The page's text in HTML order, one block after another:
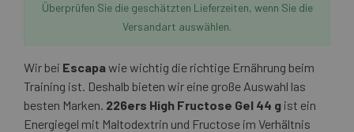
Überprüfen Sie die geschätzten Lieferzeiten, wenn Sie die
Versandart auswählen.
Wir bei Escapawie wichtig die richtige Ernährung beim
Training ist. Deshalb bieten wir eine große Auswahl las
besten Marken. 226ers High Fructose Gel 44 g ist ein
Energiegel mit Maltodextrin und Fructose im Verhältnis